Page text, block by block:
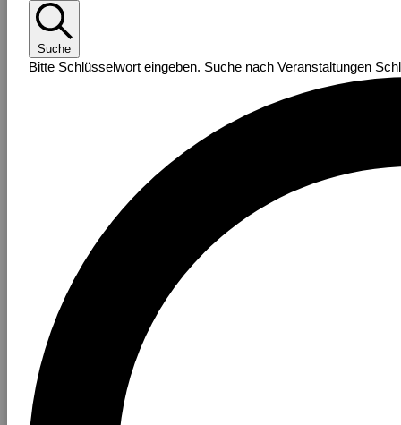
Suche
Bitte Schlüsselwort eingeben. Suche nach Veranstaltungen